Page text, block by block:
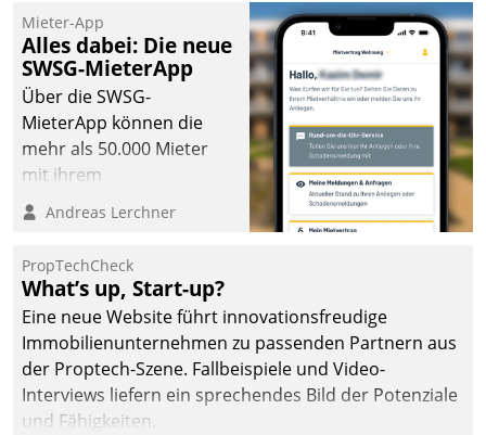
Einsparungen durch optimierte und automatisierte
Prozesse. Doch man darf nicht zu viel erwarten: Allein
mit der Einführung einer neuen Software ist es nicht
getan. Die Digitalisierung erfordert von Unternehmen
die Bereitschaft, sich zu überprüfen, zu hinterfragen
und zu verändern.
Mieter-App
Alles dabei: Die neue
SWSG-MieterApp
Über die SWSG-
MieterApp können die
mehr als 50.000 Mieter
mit ihrem
Wohnungsunternehmen
kommunizieren, auf dem
einsehen und ändern
oder
Schadensmeldungen
abgeben – rund um die
Uhr.
Andreas Lerchner
PropTechCheck
What’s up, Start-up?
Eine neue Website führt innovationsfreudige
Immobilienunternehmen zu passenden Partnern aus
der Proptech-Szene. Fallbeispiele und Video-
Interviews liefern ein sprechendes Bild der Potenziale
und Fähigkeiten.